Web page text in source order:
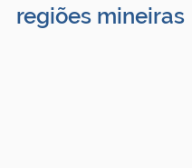
regiões mineiras